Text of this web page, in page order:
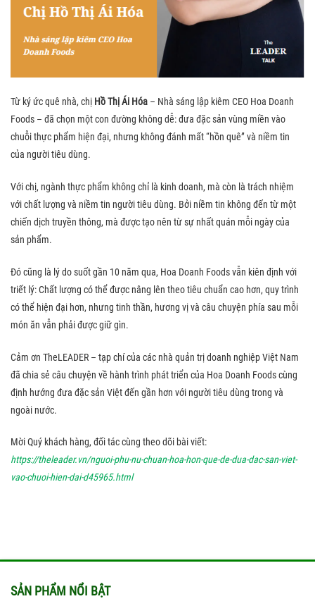
Từ ký ức quê nhà, chị Hồ Thị Ái Hóa – Nhà sáng lập kiêm CEO Hoa Doanh
Foods – đã chọn một con đường không dễ: đưa đặc sản vùng miền vào
chuỗi thực phẩm hiện đại, nhưng không đánh mất “hồn quê” và niềm tin
của người tiêu dùng.
Với chị, ngành thực phẩm không chỉ là kinh doanh, mà còn là trách nhiệm
với chất lượng và niềm tin người tiêu dùng. Bởi niềm tin không đến từ một
chiến dịch truyền thông, mà được tạo nên từ sự nhất quán mỗi ngày của
sản phẩm.
Đó cũng là lý do suốt gần 10 năm qua, Hoa Doanh Foods vẫn kiên định với
triết lý: Chất lượng có thể được nâng lên theo tiêu chuẩn cao hơn, quy trình
có thể hiện đại hơn, nhưng tinh thần, hương vị và câu chuyện phía sau mỗi
món ăn vẫn phải được giữ gìn.
Cảm ơn TheLEADER – tạp chí của các nhà quản trị doanh nghiệp Việt Nam
đã chia sẻ câu chuyện về hành trình phát triển của Hoa Doanh Foods cùng
định hướng đưa đặc sản Việt đến gần hơn với người tiêu dùng trong và
ngoài nước.
Mời Quý khách hàng, đối tác cùng theo dõi bài viết:
https://theleader.vn/nguoi-phu-nu-chuan-hoa-hon-que-de-dua-dac-san-viet-
vao-chuoi-hien-dai-d45965.html
SẢN PHẨM NỔI BẬT